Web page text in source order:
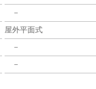
－
屋外平面式
－
－